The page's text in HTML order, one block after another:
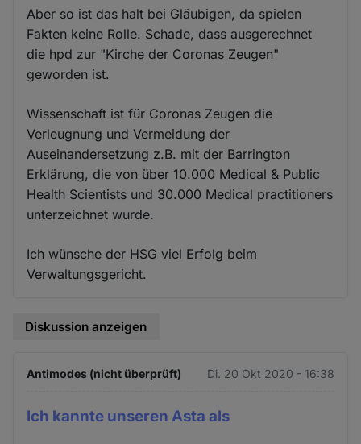
Aber so ist das halt bei Gläubigen, da spielen
Fakten keine Rolle. Schade, dass ausgerechnet
die hpd zur "Kirche der Coronas Zeugen"
geworden ist.
Wissenschaft ist für Coronas Zeugen die
Verleugnung und Vermeidung der
Auseinandersetzung z.B. mit der Barrington
Erklärung, die von über 10.000 Medical & Public
Health Scientists und 30.000 Medical practitioners
unterzeichnet wurde.
Ich wünsche der HSG viel Erfolg beim
Verwaltungsgericht.
Diskussion anzeigen
Antimodes (nicht überprüft) Di. 20 Okt 2020 - 16:38
Ich kannte unseren Asta als